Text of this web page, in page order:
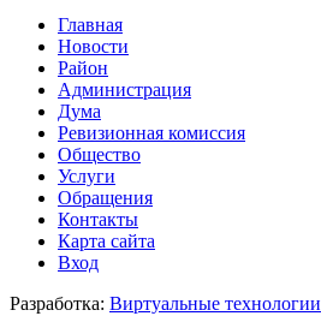
Главная
Новости
Район
Администрация
Дума
Ревизионная комиссия
Общество
Услуги
Обращения
Контакты
Карта сайта
Вход
Разработка: Виртуальные технологии